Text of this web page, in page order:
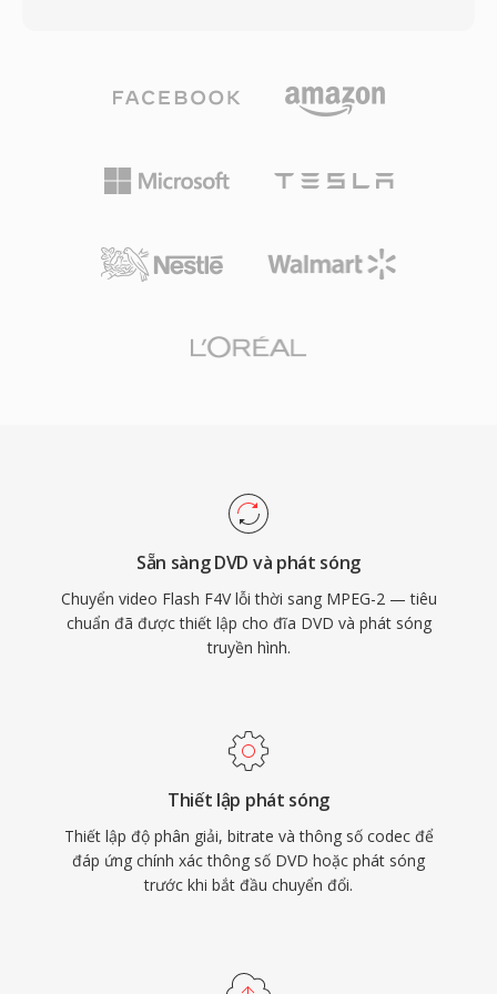
phát và trình phát video dựa trên Flash trên
web. Bộ chứa hỗ trợ cả tải xuống liên tục và
bản nội dung nhiều tùy chọn phân phối linh
nhường chỗ cho video HTML5 đã giảm việc tạo
nội dung F4V mới, cấu trúc dựa trên MP4 đồng
vẫn dễ dàng truy cập thông qua các công cụ
phép các triển khai nhắm đến các tầng khả
cơ bản đến High Profile hỗ trợ chroma 4:2:2
cho phát sóng chuyên nghiệp. MPEG-2 trở
số trên toàn thế giới, được áp dụng bởi các tiêu
lượng điện ảnh đến thị trường tiêu dùng. Lớp
dụng hướng lưu trữ như DVD. MPEG-2 hỗ trợ
độ phân giải lên đến 1920x1152 ở Main Profile
at High Level, với tốc độ bit đạt 80 Mbps trong
cấu hình chuyên nghiệp. Mặc dù các codec mới
hơn như H.264 và HEVC mang lại hiệu suất nén
vượt trội đáng kể, MPEG-2 vẫn bám rễ trong hạ
Sẵn sàng DVD và phát sóng
Chuyển video Flash F4V lỗi thời sang MPEG-2 — tiêu
chuẩn đã được thiết lập cho đĩa DVD và phát sóng
truyền hình.
Thiết lập phát sóng
Thiết lập độ phân giải, bitrate và thông số codec để
đáp ứng chính xác thông số DVD hoặc phát sóng
trước khi bắt đầu chuyển đổi.